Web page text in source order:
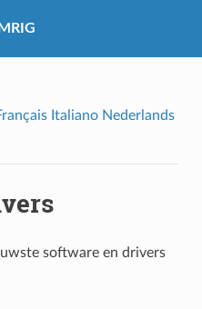
Italiano Nederlands
software en drivers